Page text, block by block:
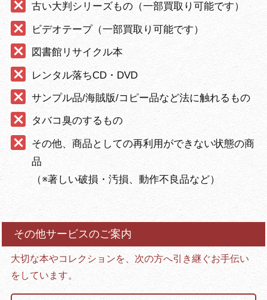
古い大判シリーズもの（一部買取り可能です）
ビデオテープ（一部買取り可能です）
図書館リサイクル本
レンタル落ちCD・DVD
サンプル品/海賊版/コピー品など法に触れるもの
タバコ臭のするもの
その他、商品としての再利用ができない状態の商
品
（※著しい破損・汚損、動作不良品など）
その他サービスのご案内
大切な本やコレクションを、次の方へ引き継ぐお手伝い
をしています。